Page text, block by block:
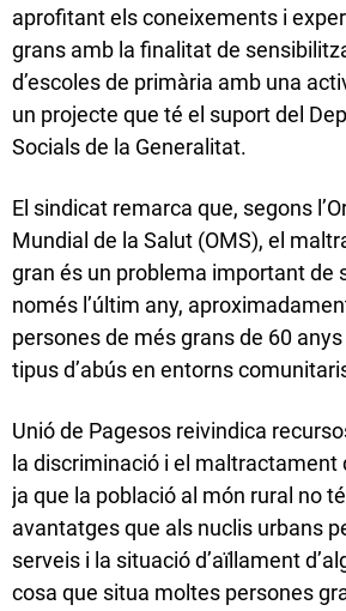
aprofitant els coneixements i
grans amb la finalitat de
d’escoles de primària amb una
un projecte que té el suport del
Socials de la Generalitat.
El sindicat remarca que, segons
Mundial de la Salut (OMS), el
gran és un problema important de
només l’últim any,
persones de més grans de 60
tipus d’abús en entorns
Unió de Pagesos reivindica
la discriminació i el maltractament
ja que la població al món rural no
avantatges que als nuclis urbans
serveis i la situació d’aïllament
cosa que situa moltes persones